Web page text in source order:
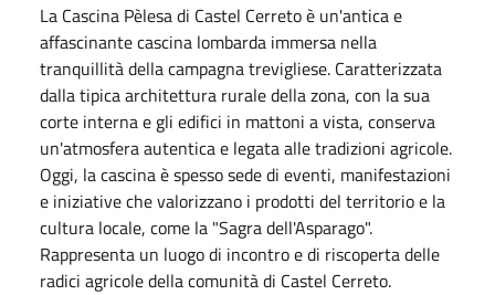
La Cascina Pèlesa di Castel Cerreto è un'antica e
affascinante cascina lombarda immersa nella
tranquillità della campagna trevigliese. Caratterizzata
dalla tipica architettura rurale della zona, con la sua
corte interna e gli edifici in mattoni a vista, conserva
un'atmosfera autentica e legata alle tradizioni agricole.
Oggi, la cascina è spesso sede di eventi, manifestazioni
e iniziative che valorizzano i prodotti del territorio e la
cultura locale, come la "Sagra dell'Asparago".
Rappresenta un luogo di incontro e di riscoperta delle
radici agricole della comunità di Castel Cerreto.